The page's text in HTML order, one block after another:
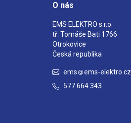
O nás
EMS ELEKTRO s.r.o.
tř. Tomáše Bati 1766
Otrokovice
Česká republika
ems
ems-elektro.cz
577 664 343